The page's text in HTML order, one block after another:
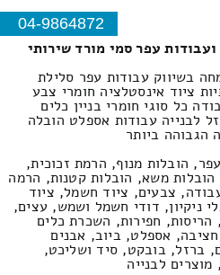
04-9864872
ועבודות עפר סמי מורד שירותי
בשיווק עבודות עפר סלילת
ציוד אינסטלציה חומרי צבע
כל סוגי חומרי בניין כלים
לבנייה עבודות אספלט הובלה
הגבוהה ביותר
הובלות מנוף, הרמת זכוכית,
משא, הובלות קטנות, הרמה
צבעים, ציוד חשמל, ציוד
ניקיון, דודי חשמל ושמש, עצים,
חפירות, השכרת כלים
אספלט, ביוב, אבנים
ברזל, בובקט, סיד ושליכט,
לבנייה